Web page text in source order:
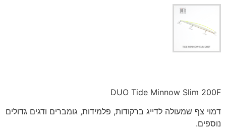
DUO Tide Minnow Slim 200F
דמוי צף שמעולה לדייג ברקודות, פלמידות, גומברים ודגים גדולים
נוספים.